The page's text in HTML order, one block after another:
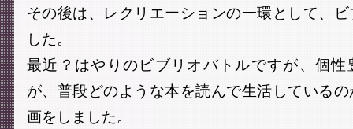
その後は、レクリエーションの一環として、
した。
最近？はやりのビブリオバトルですが、個性
が、普段どのような本を読んで生活している
画をしました。